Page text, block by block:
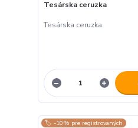
Tesárska ceruzka
Tesárska ceruzka.
🏷️ -10% pre registrovaných